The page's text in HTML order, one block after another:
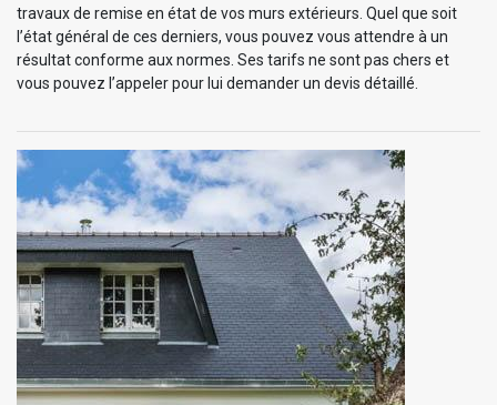
travaux de remise en état de vos murs extérieurs. Quel que soit
l’état général de ces derniers, vous pouvez vous attendre à un
résultat conforme aux normes. Ses tarifs ne sont pas chers et
vous pouvez l’appeler pour lui demander un devis détaillé.